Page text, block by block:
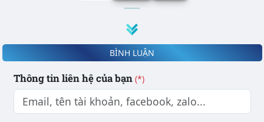
BÌNH LUẬN
Thông tin liên hệ của bạn (*)